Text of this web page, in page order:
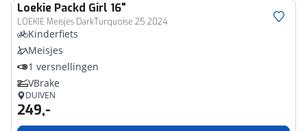
Loekie Packd Girl 16"
LOEKIE Meisjes DarkTurquoise 25 2024
Kinderfiets
Meisjes
1 versnellingen
VBrake
DUIVEN
249,-